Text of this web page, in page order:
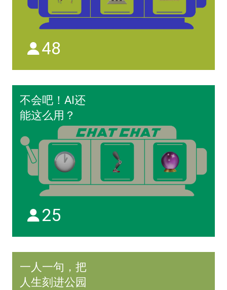
48
不会吧！AI还
能这么用？
25
一人一句，把
人生刻进公园